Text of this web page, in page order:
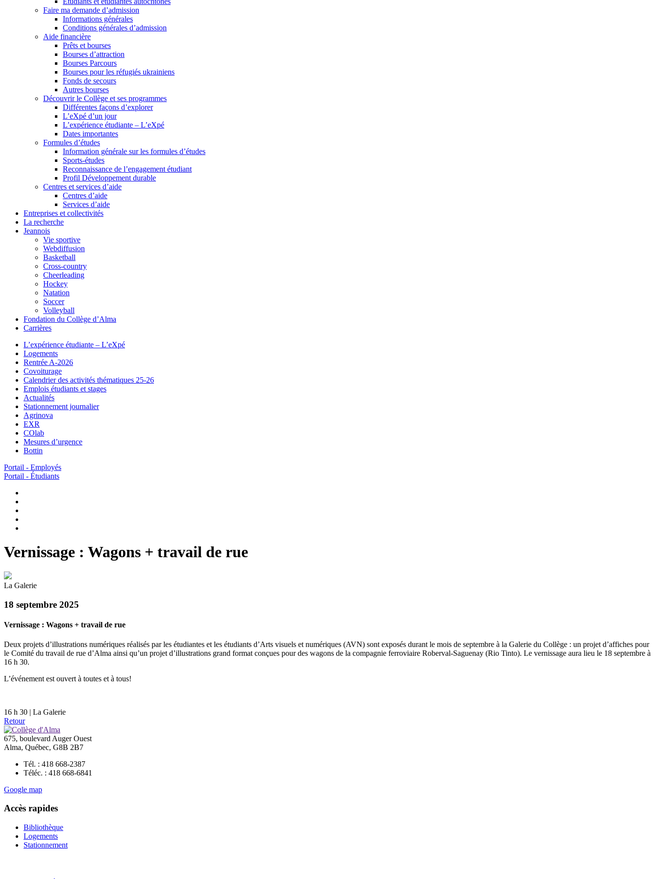
Faire ma demande d’admission
Informations générales
Conditions générales d’admission
Aide financière
Prêts et bourses
Bourses d’attraction
Bourses Parcours
Bourses pour les réfugiés ukrainiens
Fonds de secours
Autres bourses
Découvrir le Collège et ses programmes
Différentes façons d’explorer
L’eXpé d’un jour
L’expérience étudiante – L’eXpé
Dates importantes
Formules d’études
Information générale sur les formules d’études
Sports-études
Reconnaissance de l’engagement étudiant
Profil Développement durable
Centres et services d’aide
Centres d’aide
Services d’aide
Entreprises et collectivités
La recherche
Jeannois
Vie sportive
Webdiffusion
Basketball
Cross-country
Cheerleading
Hockey
Natation
Soccer
Volleyball
Fondation du Collège d’Alma
Carrières
L’expérience étudiante – L’eXpé
Logements
Rentrée A-2026
Covoiturage
Calendrier des activités thématiques 25-26
Emplois étudiants et stages
Actualités
Stationnement journalier
Agrinova
EXR
COlab
Mesures d’urgence
Bottin
Portail - Employés
Portail - Étudiants
Vernissage : Wagons + travail de rue
La Galerie
18 septembre 2025
Vernissage : Wagons + travail de rue
Deux projets d’illustrations numériques réalisés par les étudiantes et les étudiants d’Arts visuels et numériques (AVN) sont exposés durant le mois de septembre à la Galerie du Collège : un projet d’affiches pour
le Comité du travail de rue d’Alma ainsi qu’un projet d’illustrations grand format conçues pour des wagons de la compagnie ferroviaire Roberval-Saguenay (Rio Tinto). Le vernissage aura lieu le 18 septembre à
16 h 30.
L’événement est ouvert à toutes et à tous!
16 h 30 | La Galerie
Retour
675, boulevard Auger Ouest
Alma, Québec, G8B 2B7
Tél. : 418 668-2387
Téléc. : 418 668-6841
Google map
Accès rapides
Bibliothèque
Logements
Stationnement